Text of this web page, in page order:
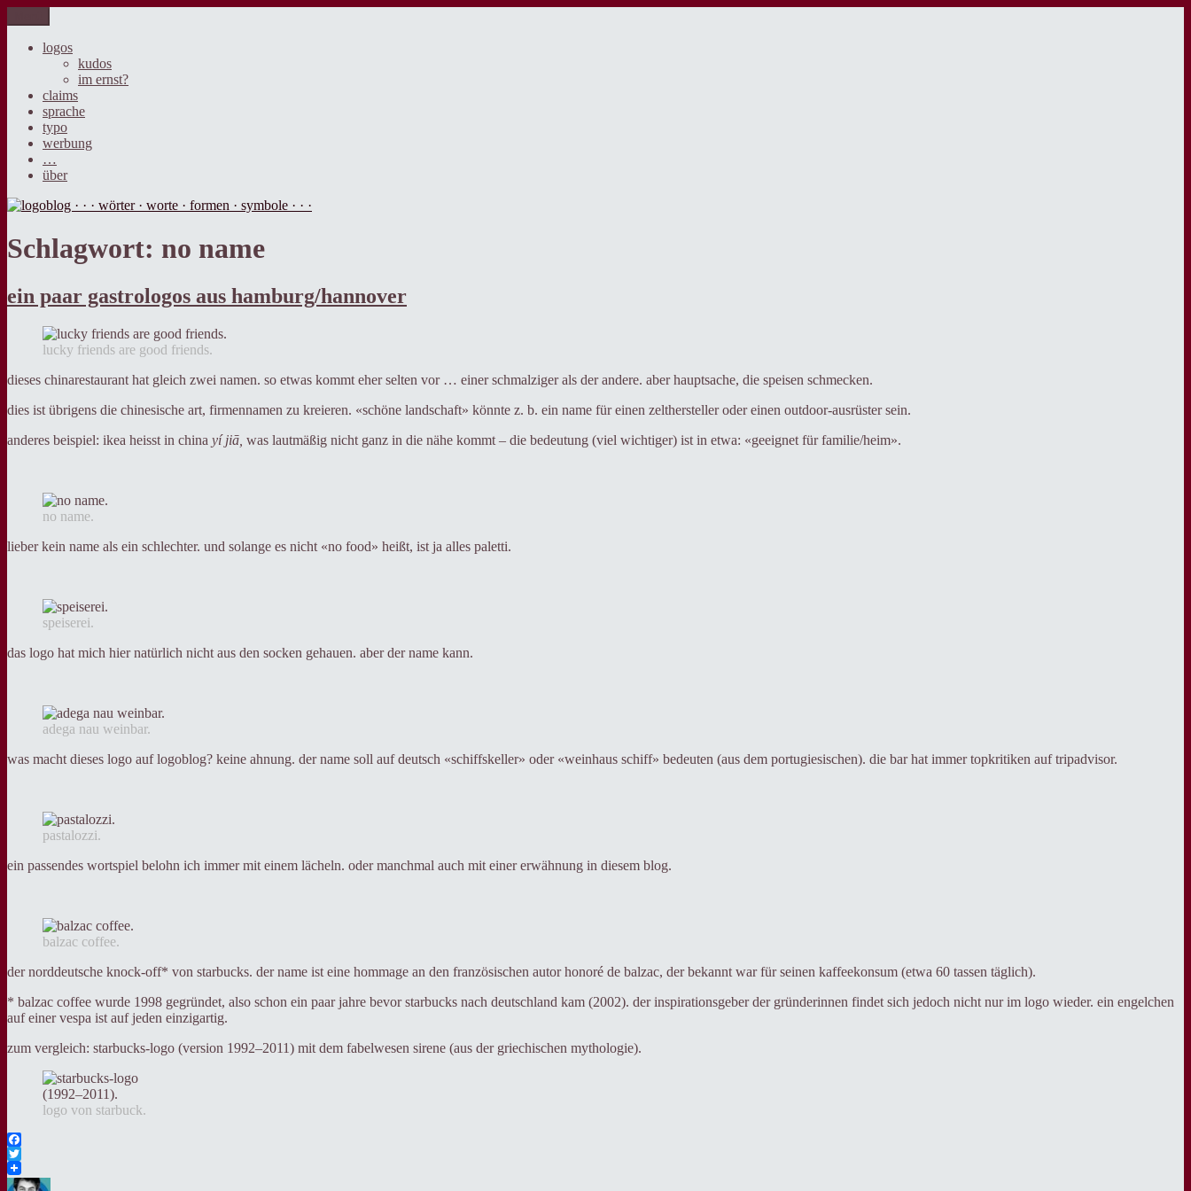
Inhalt
springen
logoblog · · · wörter · worte · formen · symbole · · ·
der blog über sprache, design und werbung.
logos
kudos
im ernst?
claims
sprache
typo
werbung
…
über
Schlagwort: no name
ein paar gastrologos aus hamburg/hannover
lucky friends are good friends.
dieses chinarestaurant hat gleich zwei namen. so etwas kommt eher selten vor … einer schmalziger als der andere. aber hauptsache, die speisen schmecken.
dies ist übrigens die chinesische art, firmennamen zu kreieren. «schöne landschaft» könnte z. b. ein name für einen zelthersteller oder einen outdoor-ausrüster sein.
anderes beispiel: ikea heisst in china yí jiā was lautmäßig nicht ganz in die nähe kommt – die bedeutung (viel wichtiger) ist in etwa: «geeignet für familie/heim».
no name.
lieber kein name als ein schlechter. und solange es nicht «no food» heißt, ist ja alles paletti.
speiserei.
das logo hat mich hier natürlich nicht aus den socken gehauen. aber der name kann.
adega nau weinbar.
was macht dieses logo auf logoblog? keine ahnung. der name soll auf deutsch «schiffskeller» oder «weinhaus schiff» bedeuten (aus dem portugiesischen). die bar hat immer topkritiken auf tripadvisor.
pastalozzi.
ein passendes wortspiel belohn ich immer mit einem lächeln. oder manchmal auch mit einer erwähnung in diesem blog.
balzac coffee.
der norddeutsche knock-off* von starbucks. der name ist eine hommage an den französischen autor honoré de balzac, der bekannt war für seinen kaffeekonsum (etwa 60 tassen täglich).
* balzac coffee wurde 1998 gegründet, also schon ein paar jahre bevor starbucks nach deutschland kam (2002). der inspirationsgeber der gründerinnen findet sich jedoch nicht nur im logo wieder. ein engelchen
auf einer vespa ist auf jeden einzigartig.
zum vergleich: starbucks-logo (version 1992–2011) mit dem fabelwesen sirene (aus der griechischen mythologie).
logo von starbuck.
Facebook
Twitter